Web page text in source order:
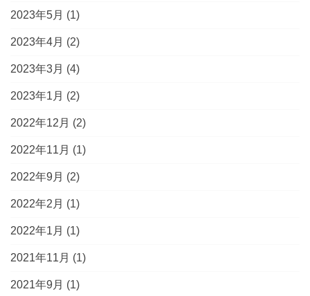
2023年5月 (1)
2023年4月 (2)
2023年3月 (4)
2023年1月 (2)
2022年12月 (2)
2022年11月 (1)
2022年9月 (2)
2022年2月 (1)
2022年1月 (1)
2021年11月 (1)
2021年9月 (1)